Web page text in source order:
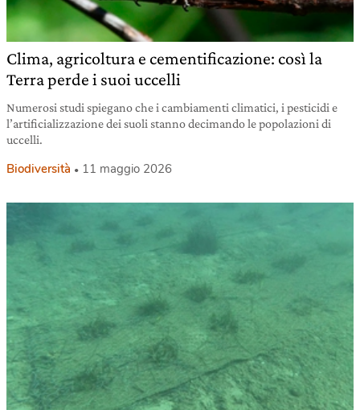
Clima, agricoltura e cementificazione: così la
Terra perde i suoi uccelli
Numerosi studi spiegano che i cambiamenti climatici, i pesticidi e
l’artificializzazione dei suoli stanno decimando le popolazioni di
uccelli.
Biodiversità 11 maggio 2026